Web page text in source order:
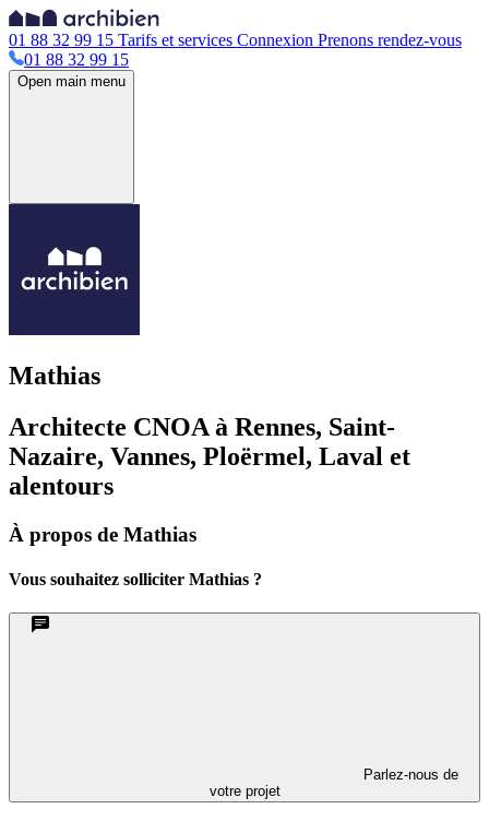
01 88 32 99 15 Tarifs et services Connexion Prenons rendez-vous
01 88 32 99 15
Open main menu
Mathias
Architecte CNOA à Rennes, Saint-
Nazaire, Vannes, Ploërmel, Laval et
alentours
À propos de Mathias
Vous souhaitez solliciter Mathias ?
Parlez-nous de
votre projet